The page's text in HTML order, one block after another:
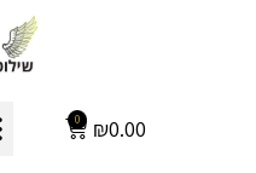
₪0.00
0